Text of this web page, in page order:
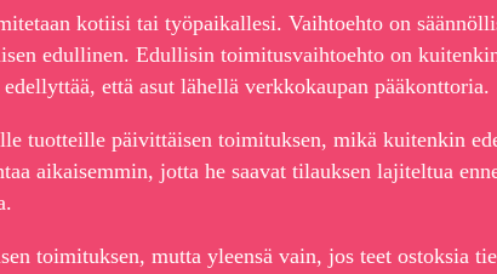
kotiisi tai työpaikallesi. Vaihtoehto on
edullinen. Edullisin toimitusvaihtoehto on
että asut lähellä verkkokaupan pääkonttoria.
tuotteille päivittäisen toimituksen, mikä kuitenkin
aikaisemmin, jotta he saavat tilauksen lajiteltua
toimituksen, mutta yleensä vain, jos teet ostoksia